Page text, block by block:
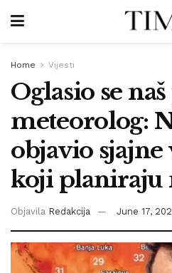
Home Vijesti
Oglasio se
meteorolog:
objavio sjajne
koji planiraju
Objavila Redakcija June 17,